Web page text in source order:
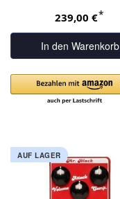
239,00 €*
In den Warenkorb
AUF LAGER